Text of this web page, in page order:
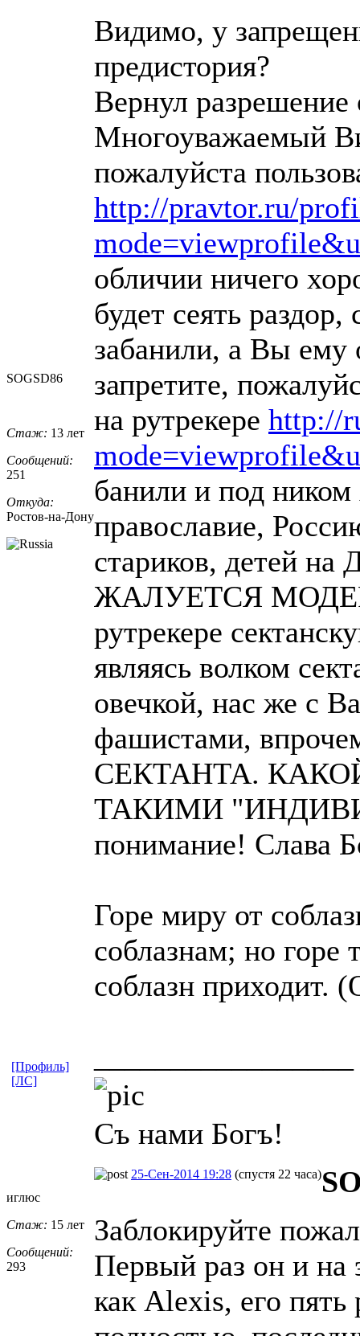
SOGSD86
Стаж: 13 лет
Сообщений:
251
Откуда:
Ростов-на-До​ну
Видимо, у
предистория?
Вернул
Многоуважаемый
пожалуйста
http://pravtor.ru/
обличии ничего
будет сеять
забанили, а Вы ему
запретите,
на рутрекере http://
банили и под
православие,
стариков, детей на
ЖАЛУЕТСЯ
рутрекере
являясь волком
овечкой, нас же с
фашистами,
СЕКТАНТА.
ТАКИМИ
понимание! Слава
Горе миру от
соблазнам; но горе
соблазн приходит.
Съ нами Богъ!
[Профиль]
[ЛС]
иглюс
Стаж: 15 лет
Сообщений:
293
25-Сен-2014 19:28 (спустя 22 часа)
Заблокируйте
Первый раз он и на
как Alexis, его